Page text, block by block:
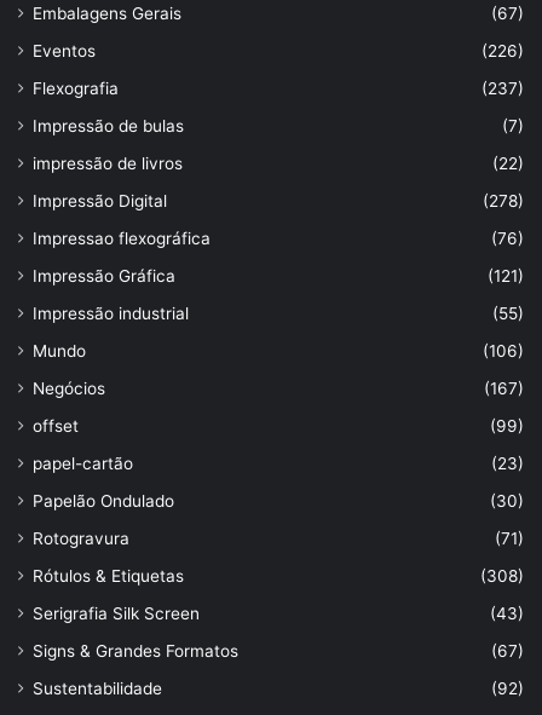
Embalagens Gerais
(67)
Eventos
(226)
Flexografia
(237)
Impressão de bulas
(7)
impressão de livros
(22)
Impressão Digital
(278)
Impressao flexográfica
(76)
Impressão Gráfica
(121)
Impressão industrial
(55)
Mundo
(106)
Negócios
(167)
offset
(99)
papel-cartão
(23)
Papelão Ondulado
(30)
Rotogravura
(71)
Rótulos & Etiquetas
(308)
Serigrafia Silk Screen
(43)
Signs & Grandes Formatos
(67)
Sustentabilidade
(92)